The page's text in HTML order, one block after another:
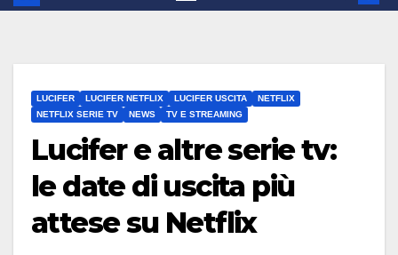
LUCIFER LUCIFER NETFLIX LUCIFER USCITA
NETFLIX
NETFLIX SERIE TV
NEWS TV E STREAMING
Lucifer e altre serie tv:
le date di uscita più
attese su Netflix